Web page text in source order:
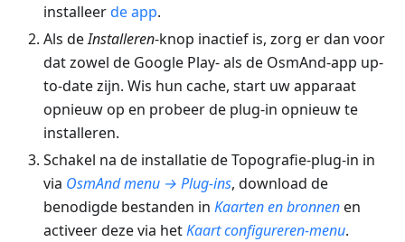
installeerde app.
Als deInstalleren-knop inactief is, zorg er dan voor
dat zowel de Google Play- als de OsmAnd-app up-
to-date zijn. Wis hun cache, start uw apparaat
opnieuw op en probeer de plug-in opnieuw te
installeren.
Schakel na de installatie de Topografie-plug-in in
via OsmAnd menu → Plug-ins, download de
benodigde bestanden in Kaarten en bronnenen
activeer deze via hetKaart configureren-menu.